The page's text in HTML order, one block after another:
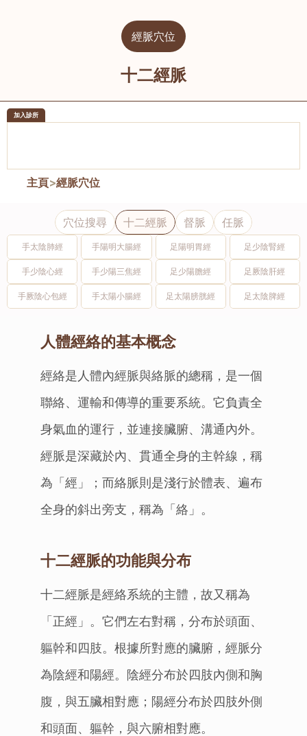
經脈穴位
十二經脈
加入診所
主頁>經脈穴位
穴位搜尋 十二經脈 督脈 任脈
手太陰肺經
手少陰心經
手厥陰心包經
手陽明大腸經
手少陽三焦經
手太陽小腸經
足陽明胃經
足少陽膽經
足太陽膀胱經
足少陰腎經
足厥陰肝經
足太陰脾經
人體經絡的基本概念
經絡是人體內經脈與絡脈的總稱，是一個
聯絡、運輸和傳導的重要系統。它負責全
身氣血的運行，並連接臟腑、溝通內外。
經脈是深藏於內、貫通全身的主幹線，稱
為「經」；而絡脈則是淺行於體表、遍布
全身的斜出旁支，稱為「絡」。
十二經脈的功能與分布
十二經脈是經絡系統的主體，故又稱為
「正經」。它們左右對稱，分布於頭面、
軀幹和四肢。根據所對應的臟腑，經脈分
為陰經和陽經。陰經分布於四肢內側和胸
腹，與五臟相對應；陽經分布於四肢外側
和頭面、軀幹，與六腑相對應。